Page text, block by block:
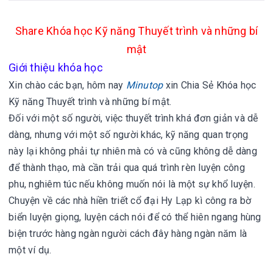
Share Khóa học Kỹ năng Thuyết trình và những bí
mật
Giới thiệu khóa học
Xin chào các bạn, hôm nay Minutop xin Chia Sẻ Khóa học
Kỹ năng Thuyết trình và những bí mật.
Đối với một số người, việc thuyết trình khá đơn giản và dễ
dàng, nhưng với một số người khác, kỹ năng quan trọng
này lại không phải tự nhiên mà có và cũng không dễ dàng
để thành thạo, mà cần trải qua quá trình rèn luyện công
phu, nghiêm túc nếu không muốn nói là một sự khổ luyện.
Chuyện về các nhà hiền triết cổ đại Hy Lạp kì công ra bờ
biển luyện giọng, luyện cách nói để có thể hiên ngang hùng
biện trước hàng ngàn người cách đây hàng ngàn năm là
một ví dụ.